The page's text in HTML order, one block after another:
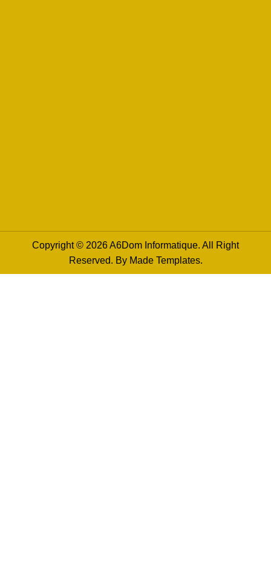
Copyright © 2026 A6Dom Informatique. All Right
Reserved. By Made Templates.